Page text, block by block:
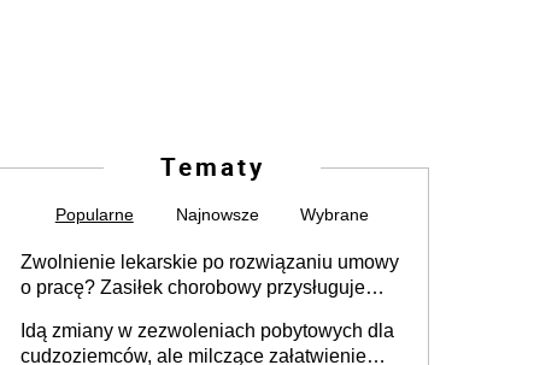
Tematy
Popularne Najnowsze Wybrane
Zwolnienie lekarskie po rozwiązaniu umowy
o pracę? Zasiłek chorobowy przysługuje
dni od ustania stosunku pracy
Idą zmiany w zezwoleniach pobytowych dla
cudzoziemców, ale milczące załatwienie